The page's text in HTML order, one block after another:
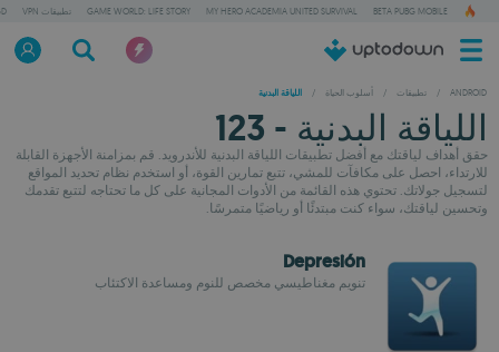
BETA PUBG MOBILE
MY HERO ACADEMIA UNITED SURVIVAL
GAME WORLD: LIFE STORY تطبيقات VPN
ANDROID
/ تطبيقات / أسلوب الحياة / اللياقة البدنية
اللياقة البدنية - 123
حقق أهداف لياقتك مع أفضل تطبيقات اللياقة البدنية للأندرويد. قم بمزامنة الأجهزة القابلة
للارتداء، احصل على مكافآت للمشي، تتبع تمارين القوة، أو استخدم نظام تحديد المواقع
لتسجيل جولاتك. تحتوي هذه القائمة من الأدوات المجانية على كل ما تحتاجه لتتبع تقدمك
وتحسين لياقتك، سواء كنت مبتدئًا أو رياضيًا متمرسًا.
Depresión
تنويم مغناطيسي مخصص للنوم ومساعدة الاكتئاب